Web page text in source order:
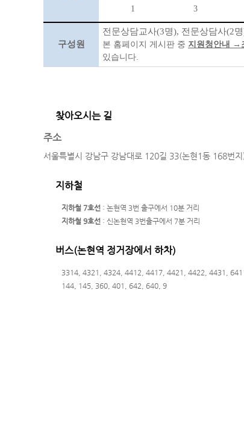
1 3
구성원
전문상담교사(3명), 전문상담사(2명
본 홈페이지 게시판 중 지원청안내 →
있습니다.
찾아오시는 길
주소
서울특별시 강남구 강남대로 120길 33(논현1동 168번
지하철
지하철 7호선 : 논현역 3번 출구에서 10분 거리
지하철 9호선 : 신논현역 3번출구에서 7분 거리
버스(논현역 정거장에서 하차)
3314, 4321, 4324, 4412, 4417, 4421, 4422, 4431,
144, 145, 360, 401, 642, 640, 9